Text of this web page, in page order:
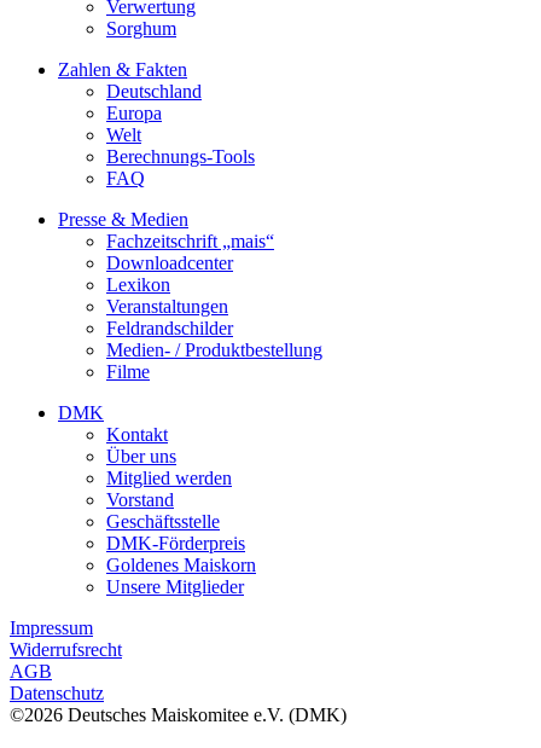
Verwertung
Sorghum
Zahlen & Fakten
Deutschland
Europa
Welt
Berechnungs-Tools
FAQ
Presse & Medien
Fachzeitschrift „mais“
Downloadcenter
Lexikon
Veranstaltungen
Feldrandschilder
Medien- / Produktbestellung
Filme
DMK
Kontakt
Über uns
Mitglied werden
Vorstand
Geschäftsstelle
DMK-Förderpreis
Goldenes Maiskorn
Unsere Mitglieder
Impressum
Widerrufsrecht
AGB
Datenschutz
©2026 Deutsches Maiskomitee e.V. (DMK)